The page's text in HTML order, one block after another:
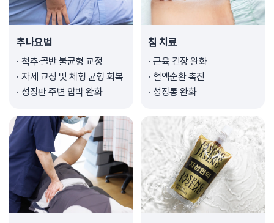
추나요법
척추·골반 불균형 교정
자세 교정 및 체형 균형 회복
성장판 주변 압박 완화
침 치료
근육 긴장 완화
혈액순환 촉진
성장통 완화